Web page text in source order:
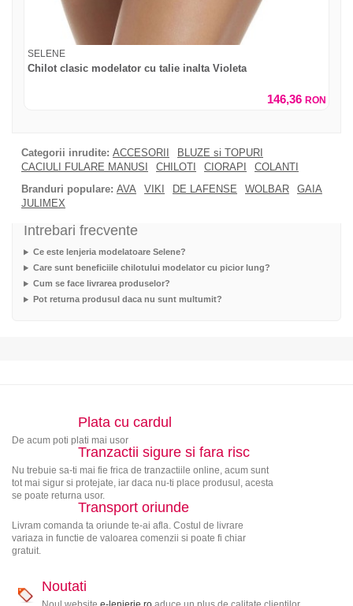
SELENE
Chilot clasic modelator cu talie inalta Violeta
146,36 RON
Categorii inrudite: ACCESORII
BLUZE si TOPURI
CACIULI FULARE MANUSI
CHILOTI CIORAPI
COLANTI
Branduri populare: AVA VIKI DE LAFENSE WOLBAR
GAIA
JULIMEX
Intrebari frecvente
Ce este lenjeria modelatoare Selene?
Care sunt beneficiile chilotului modelator cu picior lung?
Cum se face livrarea produselor?
Pot returna produsul daca nu sunt multumit?
Plata cu cardul
De acum poti plati mai usor
Tranzactii sigure si fara risc
Nu trebuie sa-ti mai fie frica de tranzactiile online, acum sunt
tot mai sigur si protejate, iar daca nu-ti place produsul, acesta
se poate returna usor.
Transport oriunde
Livram comanda ta oriunde te-ai afla. Costul de livrare
variaza in functie de valoarea comenzii si poate fi chiar
gratuit.
Noutati